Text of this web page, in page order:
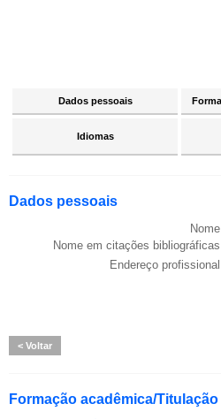
Dados pessoais
Idiomas
Dados pessoais
Nome
Nome em citações bibliográficas
Endereço profissional
Voltar
Formação acadêmica/Titulação